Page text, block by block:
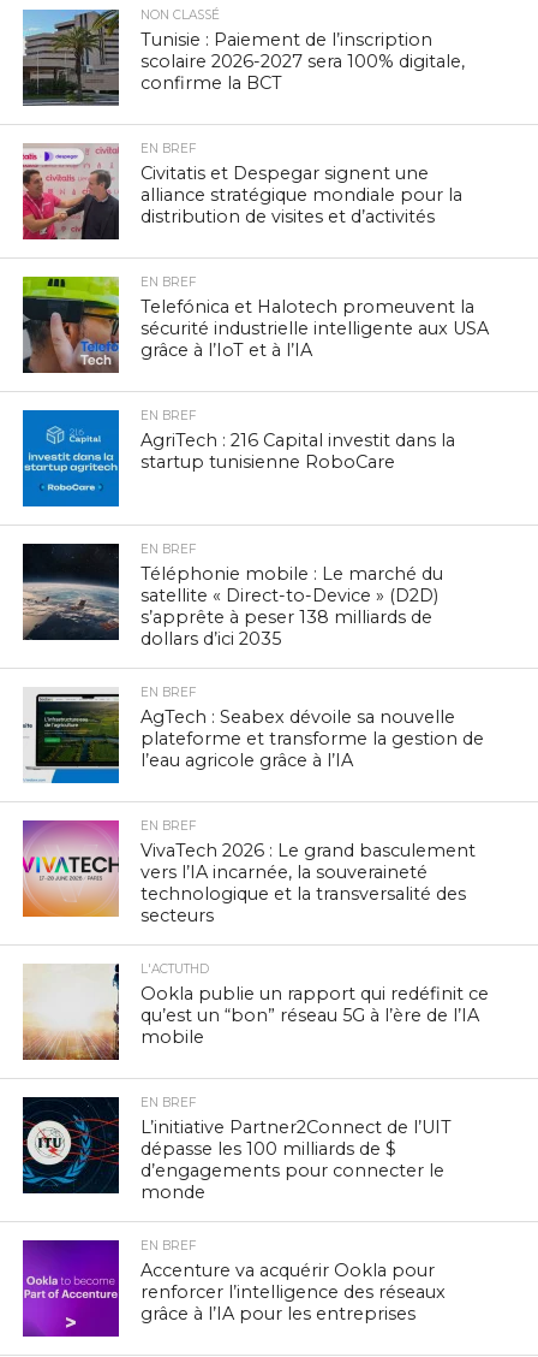
NON CLASSÉ
Tunisie : Paiement de l’inscription
scolaire 2026-2027 sera 100% digitale,
confirme la BCT
EN BREF
Civitatis et Despegar signent une
alliance stratégique mondiale pour la
distribution de visites et d’activités
EN BREF
Telefónica et Halotech promeuvent la
sécurité industrielle intelligente aux USA
grâce à l’IoT et à l’IA
EN BREF
AgriTech : 216 Capital investit dans la
startup tunisienne RoboCare
EN BREF
Téléphonie mobile : Le marché du
satellite « Direct-to-Device » (D2D)
s’apprête à peser 138 milliards de
dollars d’ici 2035
EN BREF
AgTech : Seabex dévoile sa nouvelle
plateforme et transforme la gestion de
l’eau agricole grâce à l’IA
EN BREF
VivaTech 2026 : Le grand basculement
vers l’IA incarnée, la souveraineté
technologique et la transversalité des
secteurs
L'ACTUTHD
Ookla publie un rapport qui redéfinit ce
qu’est un “bon” réseau 5G à l’ère de l’IA
mobile
EN BREF
L’initiative Partner2Connect de l’UIT
dépasse les 100 milliards de $
d’engagements pour connecter le
monde
EN BREF
Accenture va acquérir Ookla pour
renforcer l’intelligence des réseaux
grâce à l’IA pour les entreprises